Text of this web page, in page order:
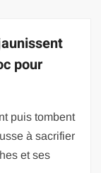
pour
puis tombent
à sacrifier
et ses